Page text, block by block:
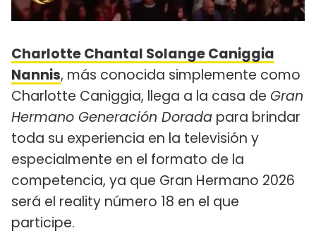
Charlotte Chantal Solange Caniggia
Nannis, más conocida simplemente como
Charlotte Caniggia, llega a la casa de Gran
Hermano Generación Dorada para brindar
toda su experiencia en la televisión y
especialmente en el formato de la
competencia, ya que Gran Hermano 2026
será el reality número 18 en el que
participe.